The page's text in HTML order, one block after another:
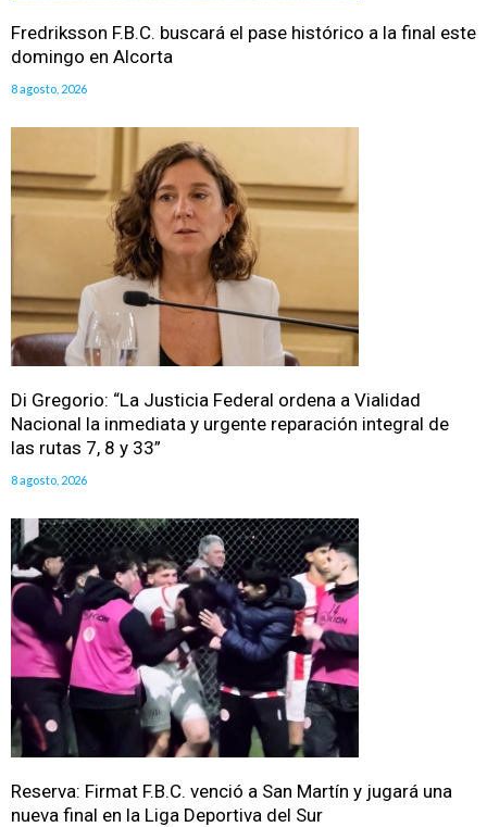
Fredriksson F.B.C. buscará el pase histórico a la final este
domingo en Alcorta
8 agosto, 2026
Di Gregorio: “La Justicia Federal ordena a Vialidad
Nacional la inmediata y urgente reparación integral de
las rutas 7, 8 y 33”
8 agosto, 2026
Reserva: Firmat F.B.C. venció a San Martín y jugará una
nueva final en la Liga Deportiva del Sur